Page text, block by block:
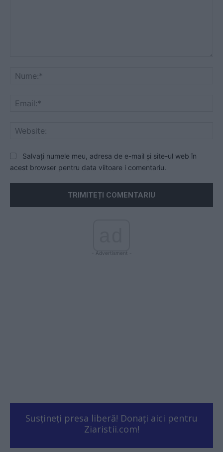
Salvați numele meu, adresa de e-mail și site-ul web în
acest browser pentru data viitoare i comentariu.
- Advertisment -
Susțineți presa liberă! Donați aici pentru
Ziaristii.com!